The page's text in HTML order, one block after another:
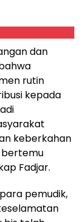
dan
rutin
kepada
keberkahan
bertemu
Fadjar.
pemudik,